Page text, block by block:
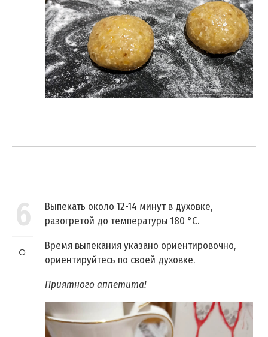
6
Выпекать около 12-14 минут в духовке,
разогретой до температуры 180 °C.
Время выпекания указано ориентировочно,
ориентируйтесь по своей духовке.
Приятного аппетита!